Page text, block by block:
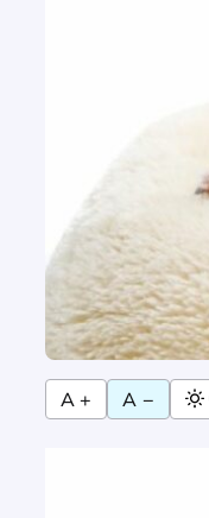
A + A −